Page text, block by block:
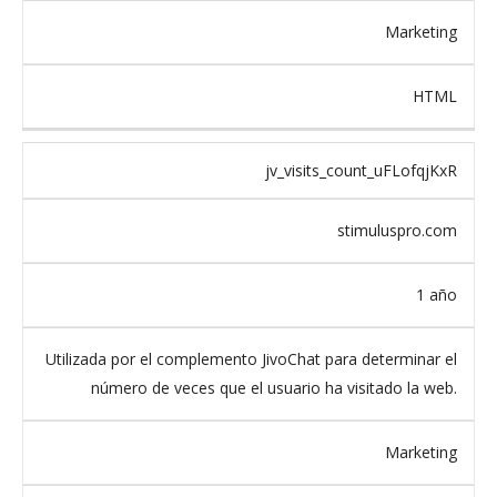
Marketing
HTML
jv_visits_count_uFLofqjKxR
stimuluspro.com
1 año
Utilizada por el complemento JivoChat para determinar el
número de veces que el usuario ha visitado la web.
Marketing